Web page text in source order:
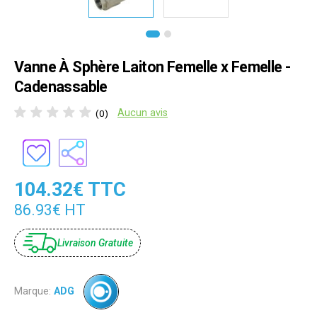
Vanne À Sphère Laiton Femelle x Femelle -
Cadenassable
(0) Aucun avis
104.32€ TTC
86.93€ HT
Livraison Gratuite
Marque: ADG